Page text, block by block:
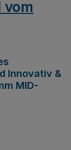
vom
Innovativ &
MID-